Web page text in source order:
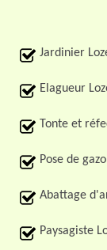
Jardinier
Elagueur
Tonte et
Pose de
Abattage
Paysagiste